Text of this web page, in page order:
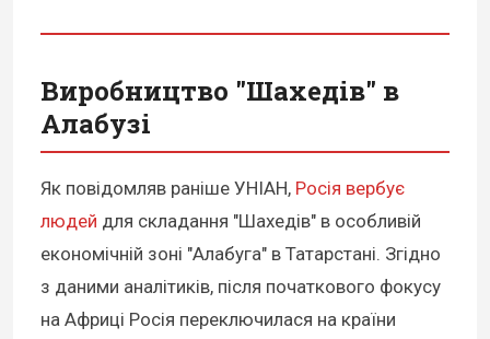
Виробництво "Шахедів" в
Алабузі
Як повідомляв раніше УНІАН, Росія вербує
людей для складання "Шахедів" в особливій
економічній зоні "Алабуга" в Татарстані. Згідно
з даними аналітиків, після початкового фокусу
на Африці Росія переключилася на країни